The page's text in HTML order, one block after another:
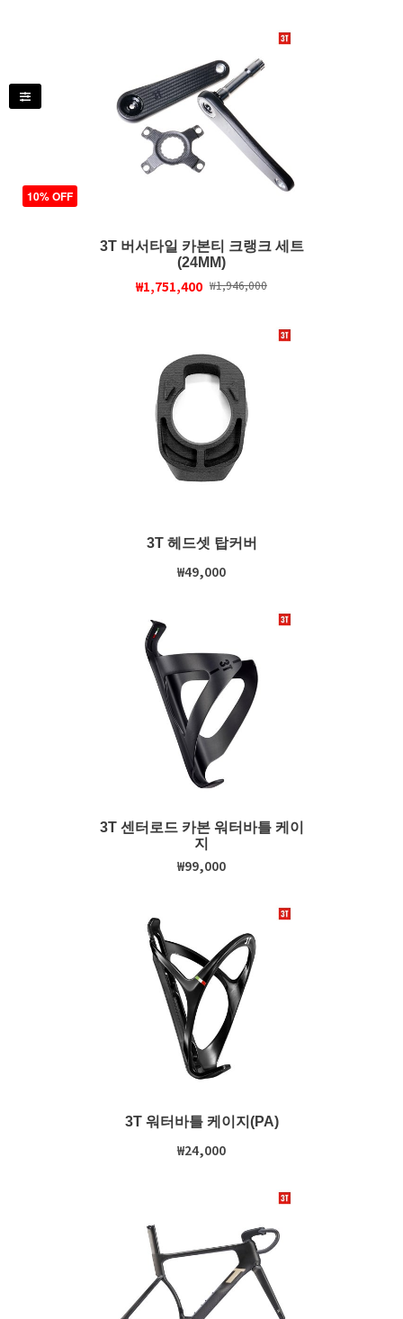
10% OFF
3T 버서타일 카본티 크랭크 세트
(24MM)
₩1,751,400 ₩1,946,000
3T 헤드셋 탑커버
₩49,000
3T 센터로드 카본 워터바틀 케이
지
₩99,000
3T 워터바틀 케이지(PA)
₩24,000